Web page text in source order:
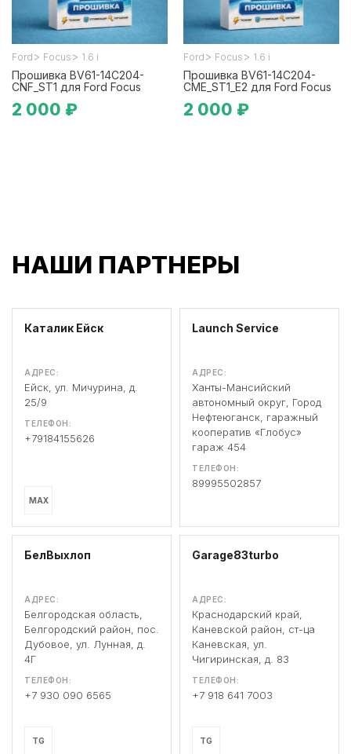
Ford > Focus > 1.6 i
Прошивка BV61-14C204-
CNF_ST1 для Ford Focus
2 000 ₽
Ford > Focus > 1.6 i
Прошивка BV61-14C204-
CME_ST1_E2 для Ford Focus
2 000 ₽
НАШИ ПАРТНЕРЫ
Каталик Ейск
АДРЕС:
Ейск, ул. Мичурина, д.
25/9
ТЕЛЕФОН:
+79184155626
MAX
Launch Service
АДРЕС:
Ханты-Мансийский
автономный округ, Город
Нефтеюганск, гаражный
кооператив «Глобус»
гараж 454
ТЕЛЕФОН:
89995502857
БелВыхлоп
АДРЕС:
Белгородская область,
Белгородский район, пос.
Дубовое, ул. Лунная, д.
4Г
ТЕЛЕФОН:
+7 930 090 6565
TG
Garage83turbo
АДРЕС:
Краснодарский край,
Каневской район, ст-ца
Каневская, ул.
Чигиринская, д. 83
ТЕЛЕФОН:
+7 918 641 7003
TG